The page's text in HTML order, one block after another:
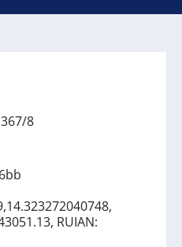
8
RUIAN: